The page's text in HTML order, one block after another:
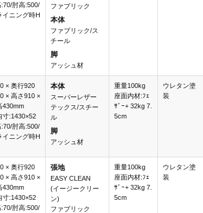
肘高:500/
イニング時H
ファブリック
本体
ファブリック/ス
チール
脚
アッシュ材
× 奥行920
× 高さ910 ×
430mm
寸:1430×52
肘高:500/
イニング時H
本体
スーパーレザー
テックス/スチー
ル
脚
アッシュ材
重量100kg
座面内材:ﾌｪ
ｻﾞｰ+ 32kg 7.
5cm
ウレタン塗
装
× 奥行920
× 高さ910 ×
430mm
寸:1430×52
肘高:500/
張地
EASY CLEAN
(イージークリー
ン)
ファブリック
重量100kg
座面内材:ﾌｪ
ｻﾞｰ+ 32kg 7.
5cm
ウレタン塗
装